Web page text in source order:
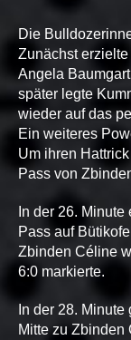
Die
Zunächst
Angela
später legte
wieder auf das
Ein weiteres
Um ihren
Pass von
In der 26.
Pass auf
Zbinden Céline
6:0 markierte.
In der 28.
Mitte zu